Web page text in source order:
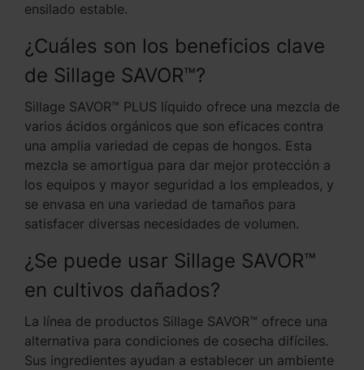
ensilado estable.
¿Cuáles son los beneficios clave
de Sillage SAVOR™?
Sillage SAVOR™ PLUS líquido ofrece una mezcla de
varios ácidos orgánicos que son eficaces contra
una amplia variedad de cepas de hongos. Esta
mezcla se amortigua para dar mejor protección a
los equipos y mayor seguridad a los empleados, y
se envasa en una variedad de tamaños para
satisfacer diversas necesidades de volumen.
¿Se puede usar Sillage SAVOR™
en cultivos dañados?
La línea de productos Sillage SAVOR™ ofrece una
alternativa para condiciones de cosecha difíciles.
Sus ingredientes ayudan a establecer un ambiente